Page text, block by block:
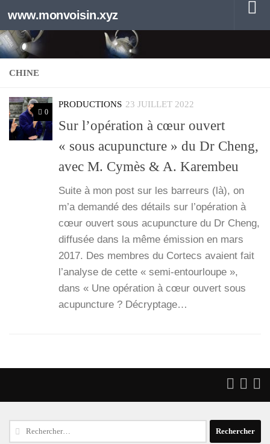
Au dessous du contenu
www.monvoisin.xyz
CHINE
0
PRODUCTIONS 23 JUILLET 2022
Sur l’opération à cœur ouvert
« sous acupuncture » du Dr Cheng,
avec M. Cymès & A. Karembeu
Suite à mon post sur les bar­reurs (là), on
m’a deman­dé des détails sur l’o­pé­ra­tion à
cœur ouvert sous acu­punc­ture du Dr Cheng,
dif­fu­sée dans la même émis­sion en mars
2017. Des membres du Cor­tecs avaient fait
l’a­na­lyse de cette « semi-entour­­loupe »,
dans « Une opé­ra­tion à cœur ouvert sous
acu­punc­ture ? Décryp­tage…
Rechercher :